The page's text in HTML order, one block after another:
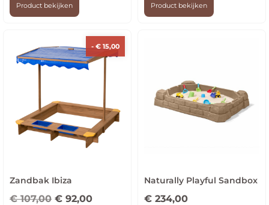
Product bekijken Product bekijken
-€ 15,00
Zandbak Ibiza
€107,00 € 92,00
Naturally Playful Sandbox
€ 234,00